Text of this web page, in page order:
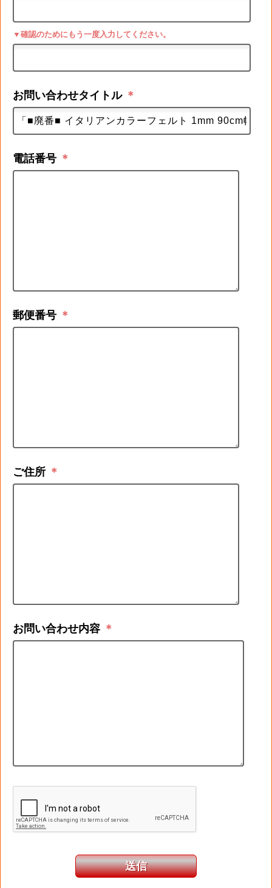
▼確認のためにもう一度入力してください。
お問い合わせタイトル ＊
電話番号 ＊
郵便番号 ＊
ご住所 ＊
お問い合わせ内容 ＊